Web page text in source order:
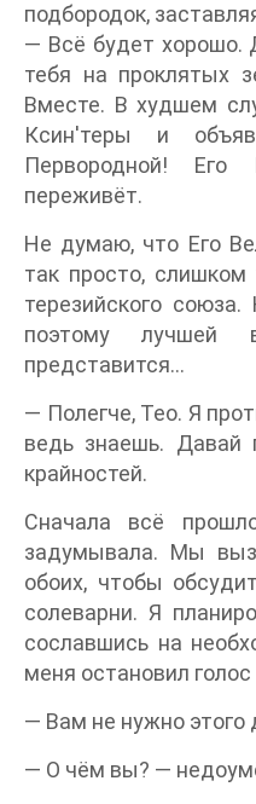
подбородок,
— Всё будет хорошо.
тебя на проклятых
Вместе. В худшем
Ксин'теры и
Первородной! Его
переживёт.
Не думаю, что Его
так просто,
терезийского
поэтому лучшей
представится...
— Полегче, Тео. Я
ведь знаешь. Давай
крайностей.
Сначала всё
задумывала. Мы
обоих, чтобы
солеварни. Я
сославшись на
меня остановил
— Вам не нужно этого
— О чём вы? —